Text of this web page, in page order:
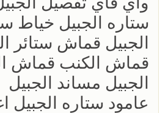
ستاره الجبيل خياط
الجبيل قماش ستائر
قماش الكنب قماش
الجبيل مساند الجبيل
عامود ستاره الجبيل